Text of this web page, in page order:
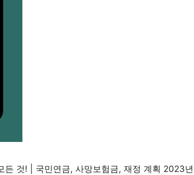
것! | 국민연금, 사망보험금, 재정 계획 2023년